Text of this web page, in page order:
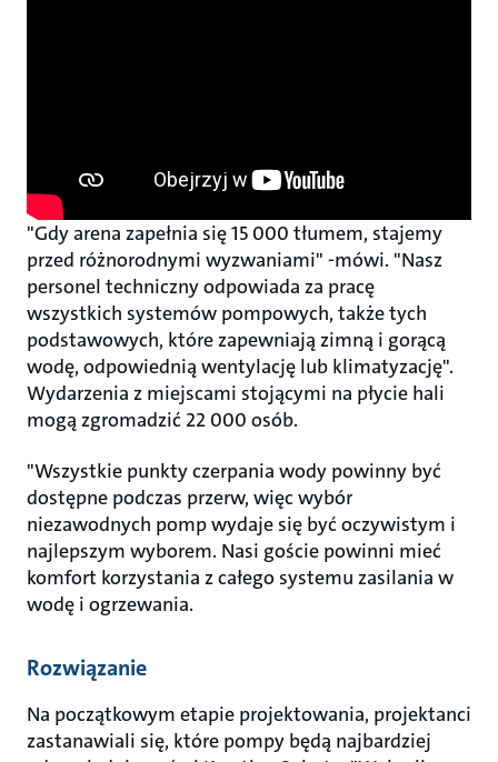
"Gdy arena zapełnia się 15 000 tłumem, stajemy
przed różnorodnymi wyzwaniami" -mówi. "Nasz
personel techniczny odpowiada za pracę
wszystkich systemów pompowych, także tych
podstawowych, które zapewniają zimną i gorącą
wodę, odpowiednią wentylację lub klimatyzację".
Wydarzenia z miejscami stojącymi na płycie hali
mogą zgromadzić 22 000 osób.
"Wszystkie punkty czerpania wody powinny być
dostępne podczas przerw, więc wybór
niezawodnych pomp wydaje się być oczywistym i
najlepszym wyborem. Nasi goście powinni mieć
komfort korzystania z całego systemu zasilania w
wodę i ogrzewania.
Rozwiązanie
Na początkowym etapie projektowania, projektanci
zastanawiali się, które pompy będą najbardziej